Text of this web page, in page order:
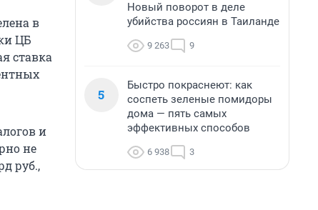
в
ЦБ
ставка
и
не
руб.,
Новый поворот в деле
убийства россиян в Таиланде
9 263 9
5
Быстро покраснеют: как
соспеть зеленые помидоры
дома — пять самых
эффективных способов
6 938 3